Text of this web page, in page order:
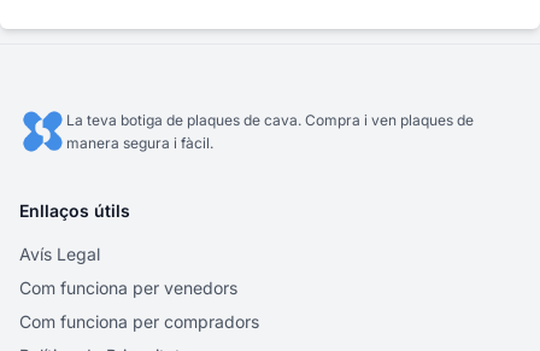
La teva botiga de plaques de cava. Compra i ven plaques de
manera segura i fàcil.
Enllaços útils
Avís Legal
Com funciona per venedors
Com funciona per compradors